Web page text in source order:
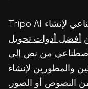
Tripo AI هي منصة مدعومة بالذكاء الاصطناعي لإنشاء
أفضل أدوات تحويل
والمطورين لإنشاء
من النصوص أو الصور.